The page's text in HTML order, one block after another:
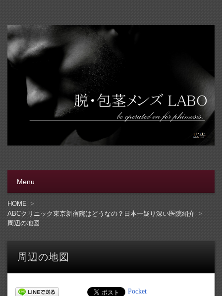
Menu
コンテンツへ移動
HOME
ABCクリニック東京新宿院はどうなの？日本一疑り深い医院紹介
周辺の地図
周辺の地図
Pocket